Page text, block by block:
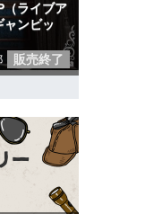
（ライブア
ャンビッ
販売終了